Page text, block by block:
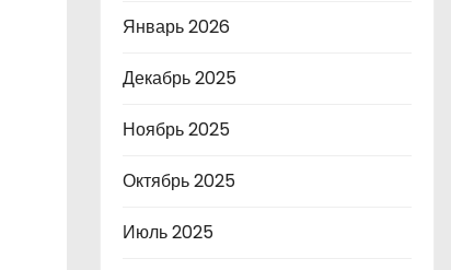
Январь 2026
Декабрь 2025
Ноябрь 2025
Октябрь 2025
Июль 2025